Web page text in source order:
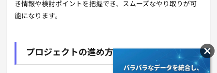
き情報や検討ポイントを把握でき、スムーズなやり取りが可
能になります。
プロジェクトの進め方